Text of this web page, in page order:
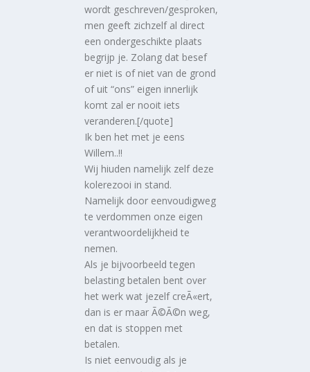
wordt geschreven/gesproken,
men geeft zichzelf al direct
een ondergeschikte plaats
begrijp je. Zolang dat besef
er niet is of niet van de grond
of uit “ons” eigen innerlijk
komt zal er nooit iets
veranderen.[/quote]
Ik ben het met je eens
Willem..!!
Wij hiuden namelijk zelf deze
kolerezooi in stand.
Namelijk door eenvoudigweg
te verdommen onze eigen
verantwoordelijkheid te
nemen.
Als je bijvoorbeeld tegen
belasting betalen bent over
het werk wat jezelf creÃ«ert,
dan is er maar Ã©Ã©n weg,
en dat is stoppen met
betalen.
Is niet eenvoudig als je